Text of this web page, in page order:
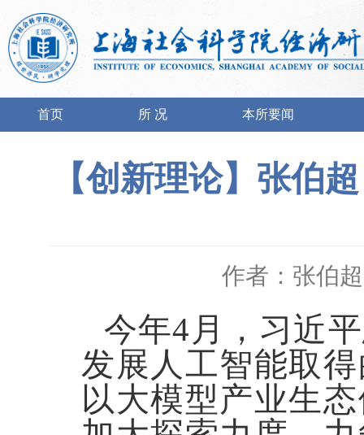
首页 所 况 本所要闻
【创新理论】张伯
作者：张伯超
今年4 月，习近
发展人工智能取
以大模型产业生